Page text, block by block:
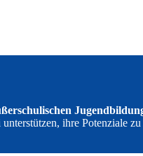
ihre Potenziale zu